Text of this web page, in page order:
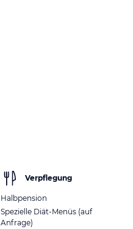
Verpflegung
Halbpension
Spezielle Diät-Menüs (auf
Anfrage)